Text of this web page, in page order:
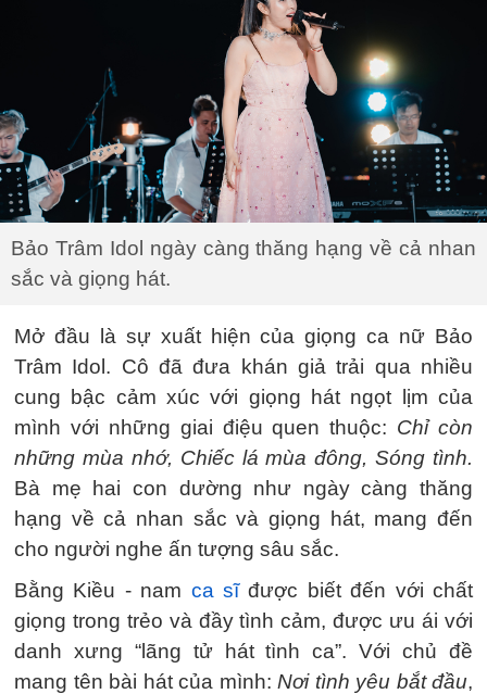
Bảo Trâm Idol ngày càng thăng hạng về cả nhan
sắc và giọng hát.
Mở đầu là sự xuất hiện của giọng ca nữ Bảo
Trâm Idol. Cô đã đưa khán giả trải qua nhiều
cung bậc cảm xúc với giọng hát ngọt lịm của
mình với những giai điệu quen thuộc: Chỉ còn
những mùa nhớ, Chiếc lá mùa đông, Sóng tình.
Bà mẹ hai con dường như ngày càng thăng
hạng về cả nhan sắc và giọng hát, mang đến
cho người nghe ấn tượng sâu sắc.
Bằng Kiều - nam ca sĩđược biết đến với chất
giọng trong trẻo và đầy tình cảm, được ưu ái với
danh xưng “lãng tử hát tình ca”. Với chủ đề
mang tên bài hát của mình: Nơi tình yêu bắt đầu,